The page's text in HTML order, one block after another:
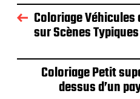
Coloriage Véhicules
sur Scènes Typiques
Coloriage Petit
dessus d’un